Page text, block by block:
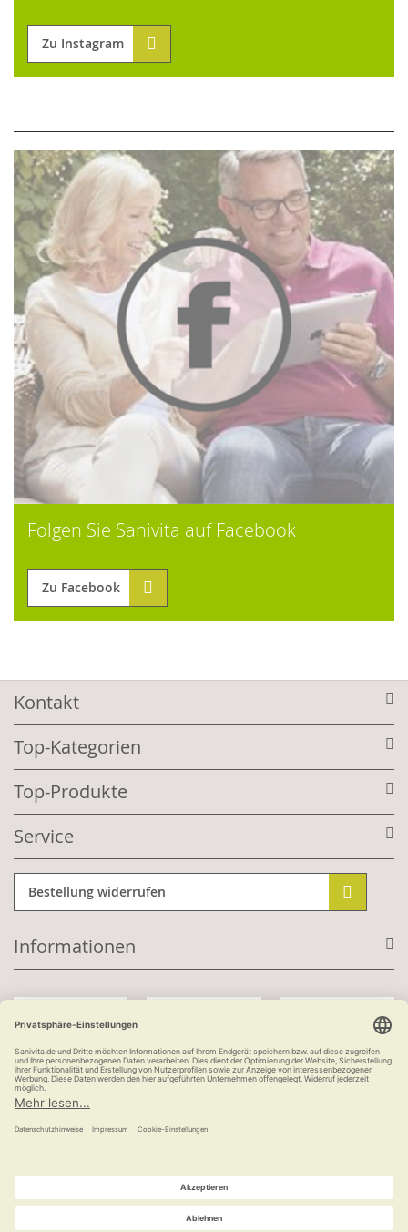
Zu Instagram
Folgen Sie Sanivita auf Facebook
Zu Facebook
Kontakt
Top-Kategorien
Top-Produkte
Service
Bestellung widerrufen
Informationen
Kauf auf Rechnung
versandkostenfrei